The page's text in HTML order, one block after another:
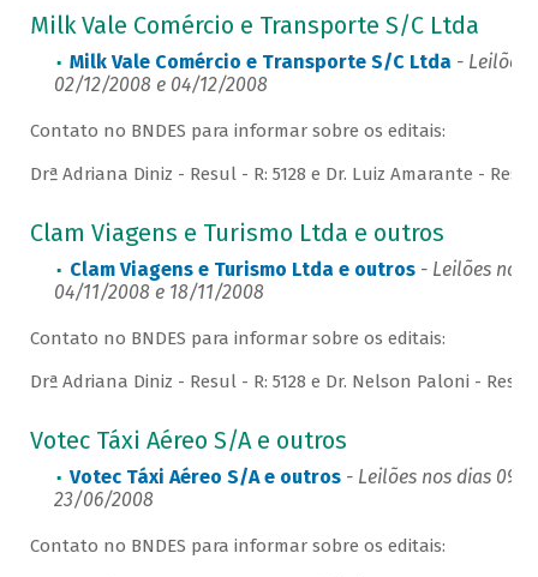
Milk Vale Comércio e Transporte S/C Ltda
Milk Vale Comércio e Transporte S/C Ltda - Leilões
02/12/2008 e 04/12/2008
Contato no BNDES para informar sobre os editais:
Drª Adriana Diniz - Resul - R: 5128 e Dr. Luiz Amarante - Resul
Clam Viagens e Turismo Ltda e outros
Clam Viagens e Turismo Ltda e outros- Leilões nos
04/11/2008 e 18/11/2008
Contato no BNDES para informar sobre os editais:
Drª Adriana Diniz - Resul - R: 5128 e Dr. Nelson Paloni - Resul
Votec Táxi Aéreo S/A e outros
Votec Táxi Aéreo S/A e outros- Leilões nos dias 09/
23/06/2008
Contato no BNDES para informar sobre os editais: